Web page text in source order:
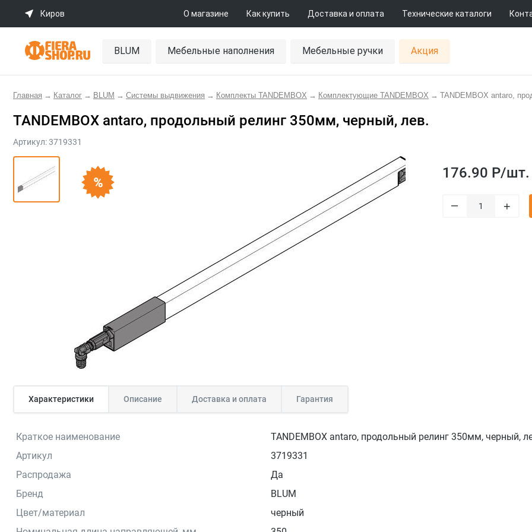
Киров О магазине Как купить Доставка и оплата Технические каталоги
BLUM Мебельные наполнения Мебельные ручки Акция
Главная → Каталог → BLUM → Системы выдвижения → Комплекты TANDEMBOX → Комплектующие TANDEMBOX → TANDEMBOX antaro,
TANDEMBOX antaro, продольный релинг 350мм, черный, лев.
Артикул:3719331
176.90 Р/шт.
– +
Характеристики Описание Доставка и оплата Гарантия
Краткое наименование
TANDEMBOX antaro, продольный релинг 350мм, черный,
Артикул
3719331
Распродажа
Да
Бренд
BLUM
Цвет/материал
черный